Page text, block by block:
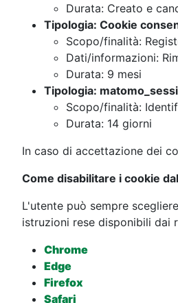
Durata: Creato e
Tipologia: Cookie
Scopo/finalità:
Dati/informazioni:
Durata: 9 mesi
Tipologia:
Scopo/finalità:
Durata: 14 giorni
In caso di accettazione dei
Come disabilitare i cookie
L'utente può sempre
istruzioni rese disponibili
Chrome
Edge
Firefox
Safari